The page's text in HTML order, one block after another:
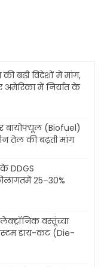
बढ़ी विदेशों में मांग,
अमेरिका में निर्यात के
बायोफ्यूल (Biofuel)
तेल की बढ़ती मांग
DDGS
25–30%
वस्तूंच्या
डाय-कट (Die-